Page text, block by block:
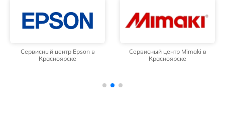
Сервисный центр Epson в
Красноярске
Сервисный центр Mimaki в
Красноярске